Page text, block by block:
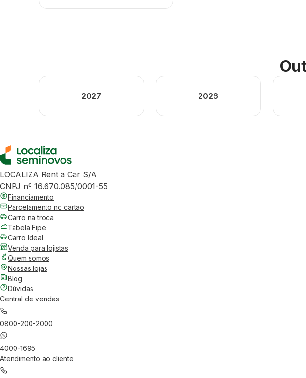
2027 2026
LOCALIZA Rent a Car S/A
CNPJ nº 16.670.085/0001-55
Financiamento
Parcelamento no cartão
Carro na troca
Tabela Fipe
Carro Ideal
Venda para lojistas
Quem somos
Nossas lojas
Blog
Dúvidas
Central de vendas
0800-200-2000
4000-1695
Atendimento ao cliente